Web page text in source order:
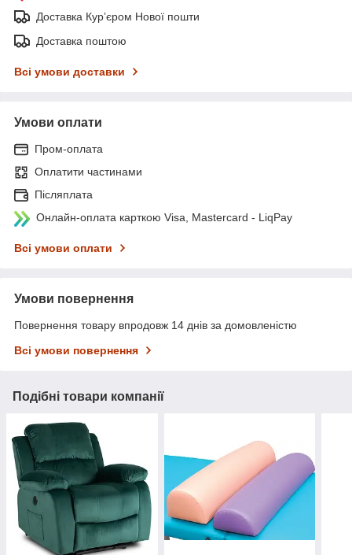
Доставка Курʼєром Нової пошти
Доставка поштою
Всі умови доставки
Умови оплати
Пром-оплата
Оплатити частинами
Післяплата
Онлайн-оплата карткою Visa, Mastercard - LiqPay
Всі умови оплати
Умови повернення
Повернення товару впродовж 14 днів за домовленістю
Всі умови повернення
Подібні товари компанії